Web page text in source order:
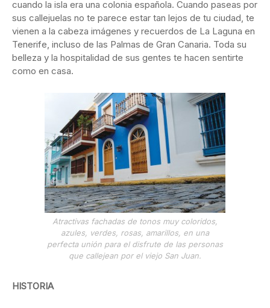
cuando la isla era una colonia española. Cuando paseas por
sus callejuelas no te parece estar tan lejos de tu ciudad, te
vienen a la cabeza imágenes y recuerdos de La Laguna en
Tenerife, incluso de las Palmas de Gran Canaria. Toda su
belleza y la hospitalidad de sus gentes te hacen sentirte
como en casa.
Atractivas fachadas de tonos muy coloridos,
azules, verdes, rosas, amarillos, en una
perfecta unión para el disfrute de las personas
que callejean por el viejo San Juan.
HISTORIA